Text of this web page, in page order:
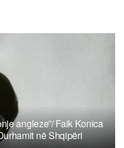
angleze”/ Faik Konica
në Shqipëri